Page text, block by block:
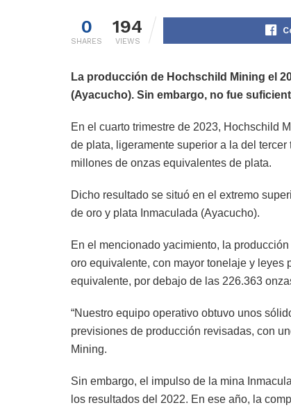
0
SHARES
194
VIEWS
La producción de Hochschild Mining el
(Ayacucho). Sin embargo, no fue
En el cuarto trimestre de 2023, Hochschild
de plata, ligeramente superior a la del
millones de onzas equivalentes de plata.
Dicho resultado se situó en el extremo
de oro y plata Inmaculada (Ayacucho).
En el mencionado yacimiento, la
oro equivalente, con mayor tonelaje y leyes
equivalente, por debajo de las 226.363
“Nuestro equipo operativo obtuvo unos
previsiones de producción revisadas, con
Mining.
Sin embargo, el impulso de la mina
los resultados del 2022. En ese año, la